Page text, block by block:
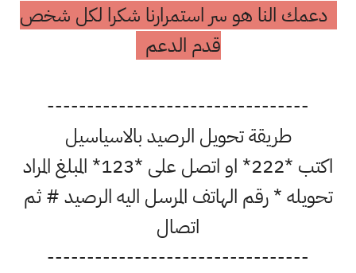
دعمك النا هو سر استمرارنا شكرا لكل شخص
قدم الدعم
---------------------------------
طريقة تحويل الرصيد بالاسياسيل
اكتب *222* او اتصل على *123* المبلغ المراد
تحويله * رقم الهاتف المرسل اليه الرصيد # ثم
اتصال
---------------------------------